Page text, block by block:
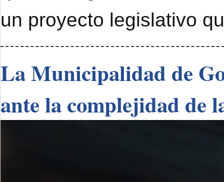
un proyecto legislativo
La Municipalidad de
ante la complejidad de